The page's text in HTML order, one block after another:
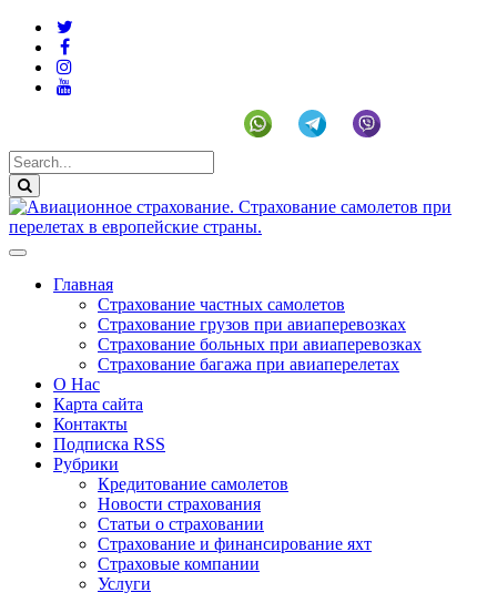
Главная
Страхование частных самолетов
Страхование грузов при авиаперевозках
Страхование больных при авиаперевозках
Страхование багажа при авиаперелетах
О Нас
Карта сайта
Контакты
Подписка RSS
Рубрики
Кредитование самолетов
Новости страхования
Статьи о страховании
Страхование и финансирование яхт
Страховые компании
Услуги